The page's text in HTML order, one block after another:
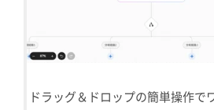
ドラッグ＆ドロップの簡単操作で